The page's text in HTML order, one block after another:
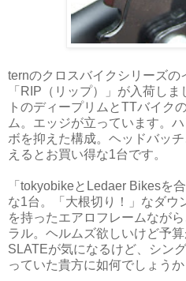
ternのクロスバイクシリーズの
「RIP（リップ）」が入荷し
トのディープリムとTTバイク
ム。エッジが立っています。
ボを抑えた構成。ヘッドバッ
えるとお買い得な1台です。
「tokyobikeとLedaer Bikesを
な1台。「大根切り！」なダウ
を持ったエアロフレームなが
ラル。ヘルムズ欲しいけど予
SLATEが気になるけど、シン
っていた貴方に如何でしょうか